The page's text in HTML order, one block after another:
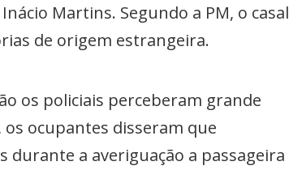
Martins. Segundo a PM, o casal
de origem estrangeira.
os policiais perceberam grande
ocupantes disseram que
a averiguação a passageira